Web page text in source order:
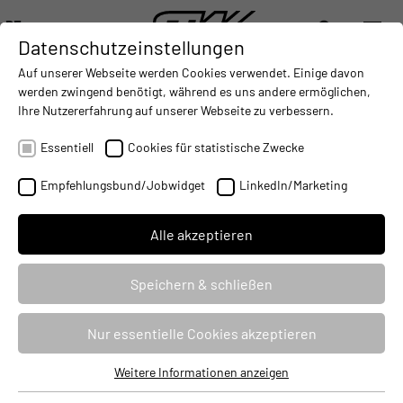
DE
DEUTSCH (DE)
ENGLISH (EN)
中文 (ZH)
DIGITALISIERUNG - CONNECTING THE WORLD OF MOBILE MACHINES
AUTOMATISIERUNG - IMPROVING MOBILE MACHINES
INTEGRATION
LUFTSCHNITTSTELLE UND ATEX-
ZERTIFIZIERUNG FÜR DIE LINDE
GMBH GASES DIVISION
Datenschutzeinstellungen
Auf unserer Webseite werden Cookies verwendet. Einige davon
werden zwingend benötigt, während es uns andere ermöglichen,
Ihre Nutzererfahrung auf unserer Webseite zu verbessern.
Essentiell Cookies für statistische Zwecke
Empfehlungsbund/Jobwidget LinkedIn/Marketing
Alle akzeptieren
Speichern & schließen
Nur essentielle Cookies akzeptieren
Weitere Informationen anzeigen